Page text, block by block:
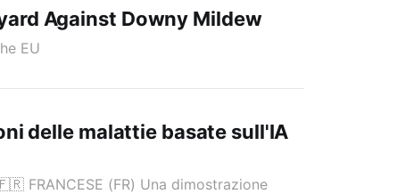
Against Downy Mildew
EU
delle malattie basate sull'IA
FRANCESE (FR) Una dimostrazione